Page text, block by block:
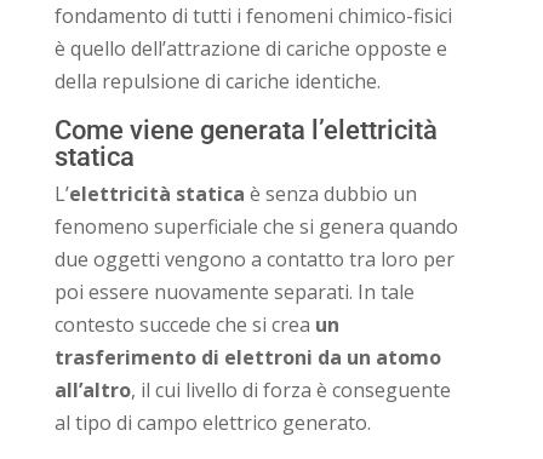
fondamento di tutti i fenomeni chimico-fisici
è quello dell’attrazione di cariche opposte e
della repulsione di cariche identiche.
Come viene generata l’elettricità
statica
L’elettricità statica è senza dubbio un
fenomeno superficiale che si genera quando
due oggetti vengono a contatto tra loro per
poi essere nuovamente separati. In tale
contesto succede che si crea un
trasferimento di elettroni da un atomo
all’altro, il cui livello di forza è conseguente
al tipo di campo elettrico generato.